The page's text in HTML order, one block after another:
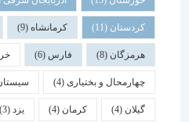
کردستان(11) کرمانشاه(9) گلستان
هرمزگان(8) فارس خراسان
چهارمحال و بختیاری (4) سیستان و
کرمان یزد